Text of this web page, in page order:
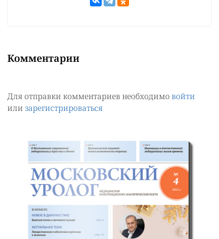
Комментарии
Для отправки комментариев необходимо войти
или зарегистрироваться